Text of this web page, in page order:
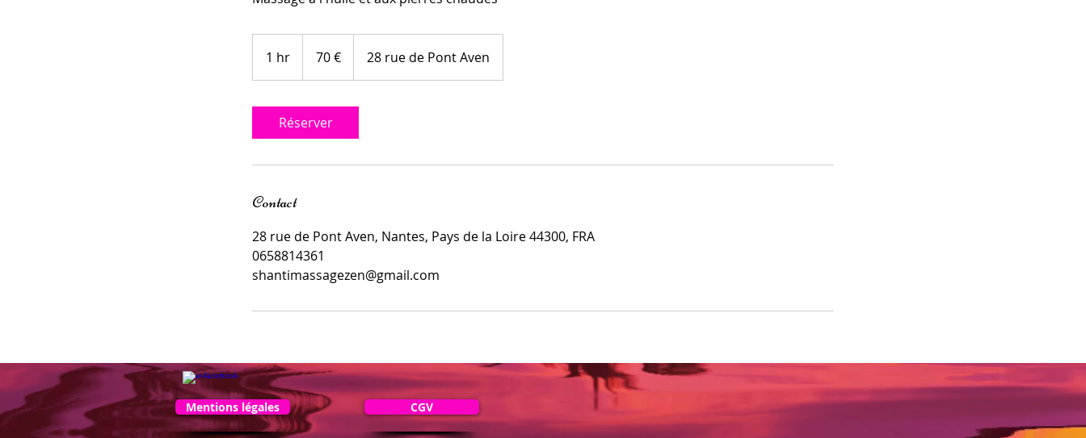
1 hr
h
70 € 28 rue de Pont Aven
Réserver
Contact
28 rue de Pont Aven, Nantes, Pays de la Loire 44300, FRA
0658814361
shantimassagezen@gmail.com
Mentions légales CGV